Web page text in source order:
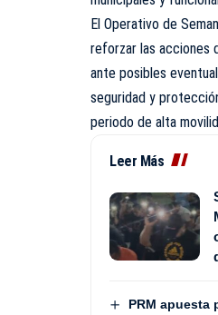
El Operativo de
reforzar las acciones
ante posibles
seguridad y
periodo de alta
Leer Más
PRM apuesta